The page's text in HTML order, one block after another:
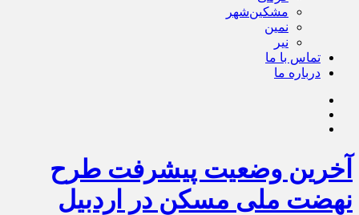
مشکین‌شهر
نمین
نیر
تماس با ما
درباره ما
آخرین وضعیت پیشرفت طرح
نهضت ملی مسکن در اردبیل